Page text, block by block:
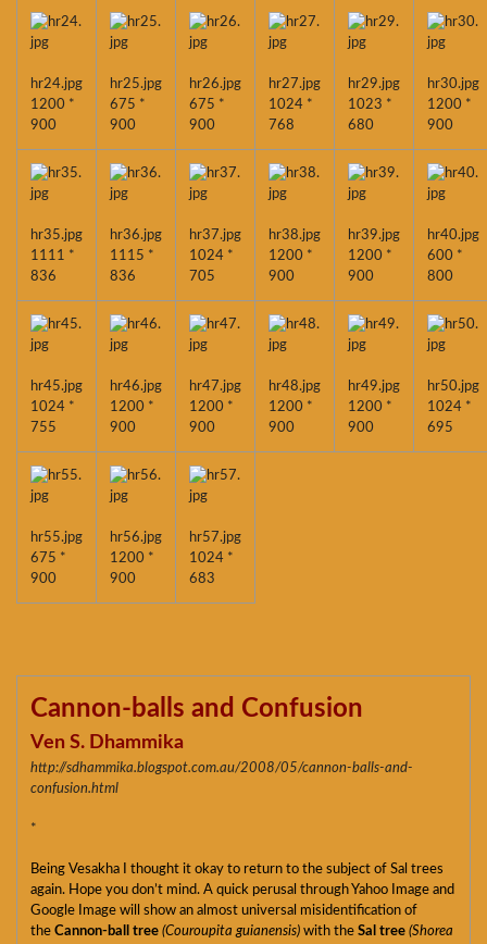
hr24.jpg
1200 *
900
hr25.jpg
675 *
900
hr26.jpg
675 *
900
hr27.jpg
1024 *
768
hr29.jpg
1023 *
680
hr30.jpg
1200 *
900
hr35.jpg
1111 *
836
hr36.jpg
1115 *
836
hr37.jpg
1024 *
705
hr38.jpg
1200 *
900
hr39.jpg
1200 *
900
hr40.jpg
600 *
800
hr45.jpg
1024 *
755
hr46.jpg
1200 *
900
hr47.jpg
1200 *
900
hr48.jpg
1200 *
900
hr49.jpg
1200 *
900
hr50.jpg
1024 *
695
hr55.jpg
675 *
900
hr56.jpg
1200 *
900
hr57.jpg
1024 *
683
Cannon-balls and Confusion
Ven S. Dhammika
http://sdhammika.blogspot.com.au/2008/05/cannon-balls-and-
confusion.html
*
Being Vesakha I thought it okay to return to the subject of Sal trees
again. Hope you don’t mind. A quick perusal through Yahoo Image and
Google Image will show an almost universal misidentification of
the Cannon-ball tree (Couroupita guianensis) with the Sal tree (Shorea